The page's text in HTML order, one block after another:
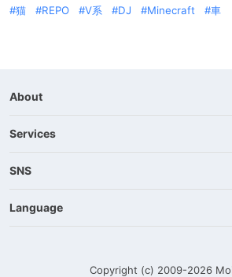
猫
REPO V系 DJ Minecraft 車
About
Services
SNS
Language
Copyright (c) 2009-2026